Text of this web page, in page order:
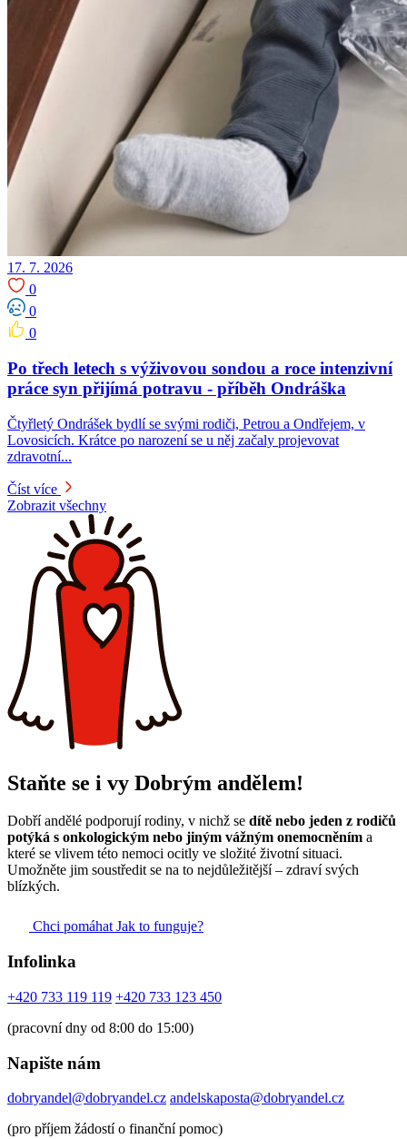
17. 7. 2026
0
0
0
Po třech letech s výživovou sondou a roce intenzivní
práce syn přijímá potravu -⁠⁠⁠⁠⁠⁠ příběh Ondráška
Čtyřletý Ondrášek bydlí se svými rodiči, Petrou a Ondřejem, v
Lovosicích. Krátce po narození se u něj začaly projevovat
zdravotní...
Číst více
Zobrazit všechny
Staňte se i vy Dobrým andělem!
Dobří andělé podporují rodiny, v nichž se dítě nebo jeden z rodičů
potýká s onkologickým nebo jiným vážným onemocněním a
které se vlivem této nemoci ocitly ve složité životní situaci.
Umožněte jim soustředit se na to nejdůležitější – zdraví svých
blízkých.
Chci pomáhat Jak to funguje?
Infolinka
+420 733 119 119 +420 733 123 450
(pracovní dny od 8:00 do 15:00)
Napište nám
dobryandel@dobryandel.cz andelskaposta@dobryandel.cz
(pro příjem žádostí o finanční pomoc)